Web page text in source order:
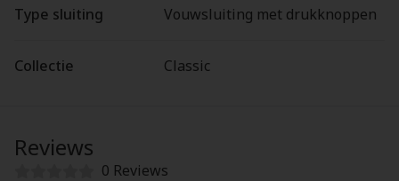
Type sluiting Vouwsluiting met drukknoppen
Collectie Classic
Reviews
0 Reviews